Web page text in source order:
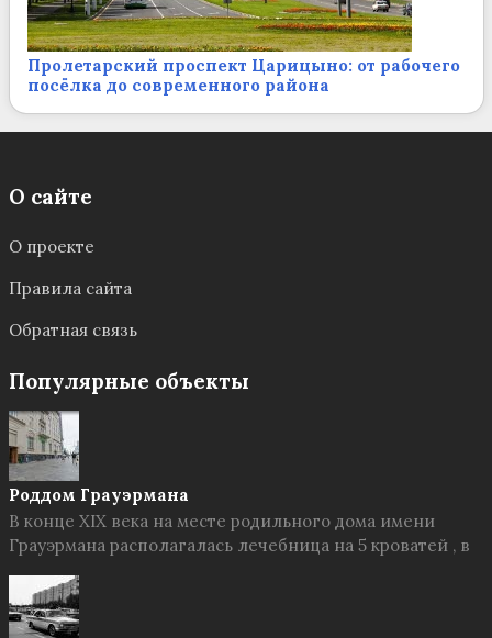
Пролетарский проспект Царицыно: от рабочего
посёлка до современного района
О сайте
О проекте
Правила сайта
Обратная связь
Популярные объекты
Роддом Грауэрмана
В конце XIX века на месте родильного дома имени
Грауэрмана располагалась лечебница на 5 кроватей , в